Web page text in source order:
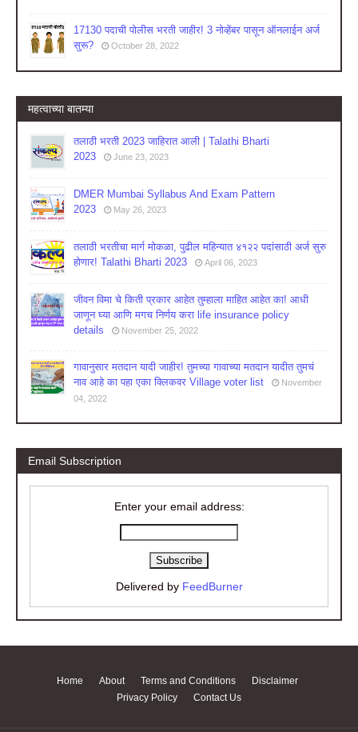
17130 पदाची पोलीस भरती जाहीर! 3 नोव्हेंबर पासून ऑनलाईन अर्ज
सुरू?
October 28, 2022
महत्वाच्या बातम्या
तलाठी भरती 2023 जाहिरात आली | Talathi Bharti
2023
June 23, 2023
DMER Mumbai Syllabus And Exam Pattern
2023
May 26, 2023
तलाठी भरतीचा मार्ग मोकळा, पुढील महिन्यात ४१२२ पदांसाठी अर्ज सुरु
होणार! Talathi Bharti 2023
April 06, 2023
जीवन विमा चे किती प्रकार आहेत तुम्हाला माहित आहेत का! आधी
जाणून घ्या आणि मगच निर्णय करा life insurance policy
details
November 25, 2022
गावानुसार मतदान यादी जाहीर! तुमच्या गावाच्या मतदान यादीत तुमचं
नाव आहे का पहा एका क्लिकवर Village voter list
November
04, 2022
Email Subscription
Enter your email address:
Delivered by FeedBurner
Home About Terms and Conditions
Disclaimer
Privacy Policy
Contact Us